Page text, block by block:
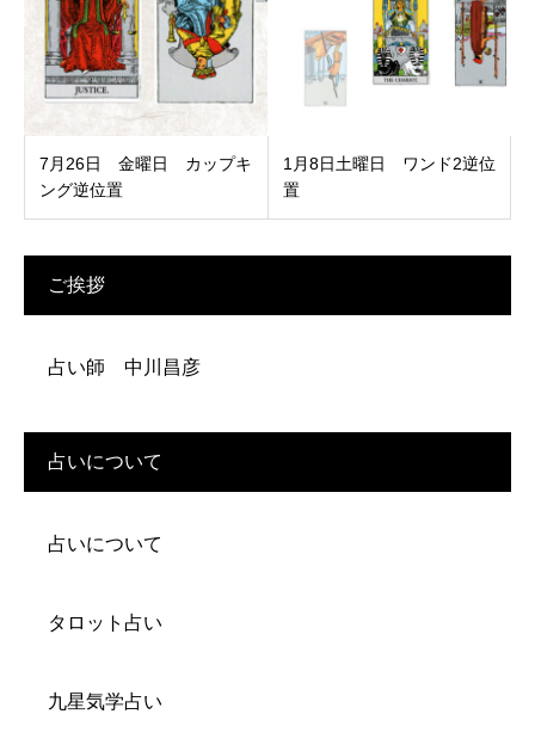
7月26日 金曜日 カップキ
ング逆位置
1月8日土曜日 ワンド2逆位
置
ご挨拶
占い師 中川昌彦
占いについて
占いについて
タロット占い
九星気学占い